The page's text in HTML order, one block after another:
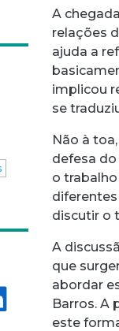
A
relações
ajuda a
implicou
se
Não à
defesa
o
discutir o
A
que
abordar
Barros. A
este